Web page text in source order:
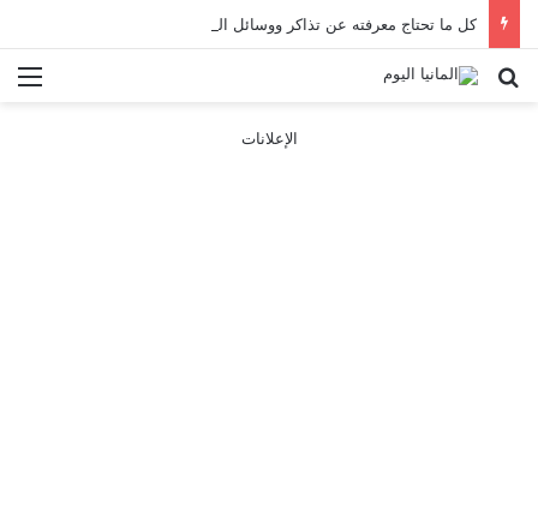
كل ما تحتاج معرفته عن تذاكر ووسائل النقل في باريس 2025
بحث عن
الإعلانات